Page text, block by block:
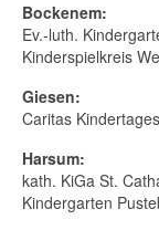
Bockenem:
Ev.-luth.
Kinderspielkreis
Giesen:
Caritas
Harsum:
kath. KiGa St.
Kindergarten